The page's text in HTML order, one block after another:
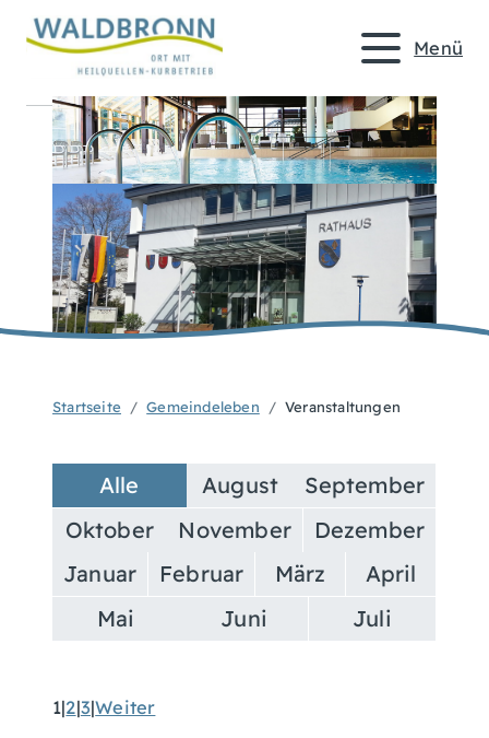
Menü
Startseite Gemeindeleben Veranstaltungen
Alle August
September
Oktober
November
Dezember
Januar
Februar März
April
Mai
Juni Juli
1|2|3|Weiter